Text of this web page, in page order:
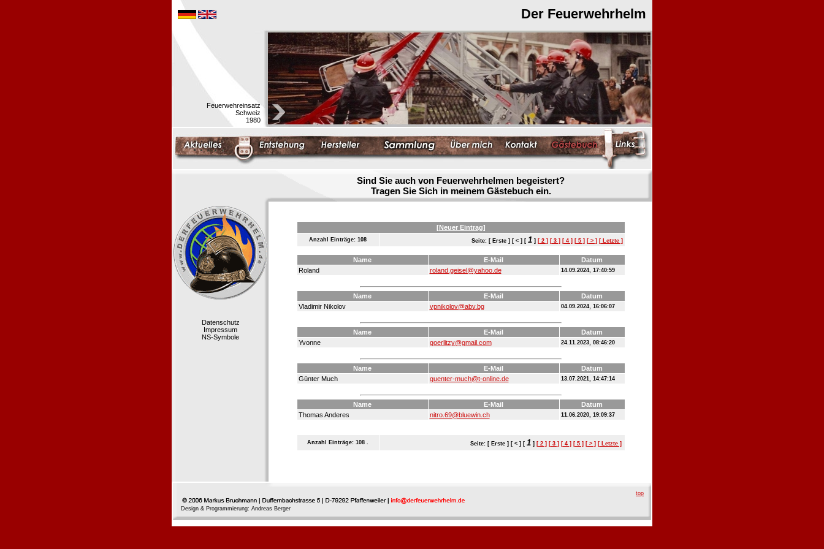
Der Feuerwehrhelm
Feuerwehreinsatz
Schweiz
1980
Sind Sie auch von Feuerwehrhelmen begeistert?
Tragen Sie Sich in meinem Gästebuch ein.
Datenschutz
Impressum
NS-Symbole
[Neuer Eintrag]
Anzahl Einträge: 108 Seite: [ Erste ] [ < ] [ 1] [ 2 ] [ 3 ] [ 4 ] [ 5 ] [ > ] [ Letzte ]
Name E-Mail
Datum
Roland
roland.geisel@yahoo.de 14.09.2024, 17:40:59
Name E-Mail
Datum
Vladimir Nikolov
vpnikolov@abv.bg 04.09.2024, 16:06:07
Name E-Mail
Datum
Yvonne
goerlitzy@gmail.com 24.11.2023, 08:46:20
Name E-Mail
Datum
Günter Much
guenter-much@t-online.de 13.07.2021, 14:47:14
Name E-Mail
Datum
Thomas Anderes
nitro.69@bluewin.ch 11.06.2020, 19:09:37
Anzahl Einträge: 108 . Seite: [ Erste ] [ < ] [ 1] [ 2 ] [ 3 ] [ 4 ] [ 5 ] [ > ] [ Letzte ]
Design & Programmierung: Andreas Berger
top